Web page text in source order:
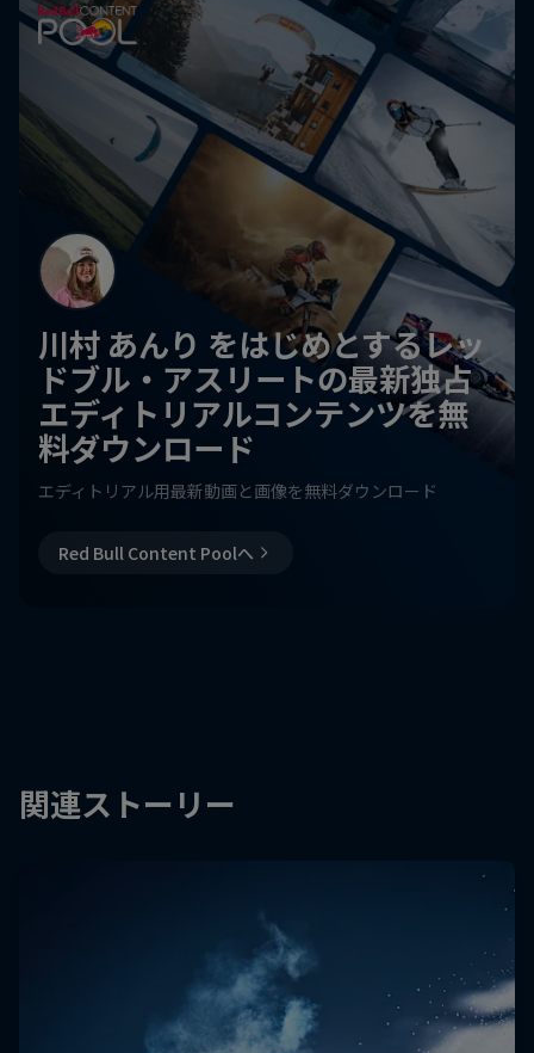
川村 あんり をはじめとするレッ
ドブル・アスリートの最新独占
エディトリアルコンテンツを無
料ダウンロード
エディトリアル用最新動画と画像を無料ダウンロード
Red Bull Content Poolへ
関連ストーリー